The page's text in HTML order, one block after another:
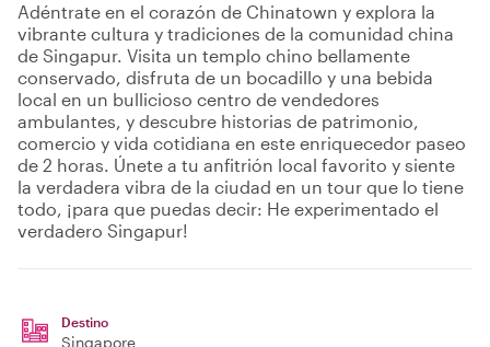
Adéntrate en el corazón de Chinatown y explora la
vibrante cultura y tradiciones de la comunidad china
de Singapur. Visita un templo chino bellamente
conservado, disfruta de un bocadillo y una bebida
local en un bullicioso centro de vendedores
ambulantes, y descubre historias de patrimonio,
comercio y vida cotidiana en este enriquecedor paseo
de 2 horas. Únete a tu anfitrión local favorito y siente
la verdadera vibra de la ciudad en un tour que lo tiene
todo, ¡para que puedas decir: He experimentado el
verdadero Singapur!
Destino
Singapore